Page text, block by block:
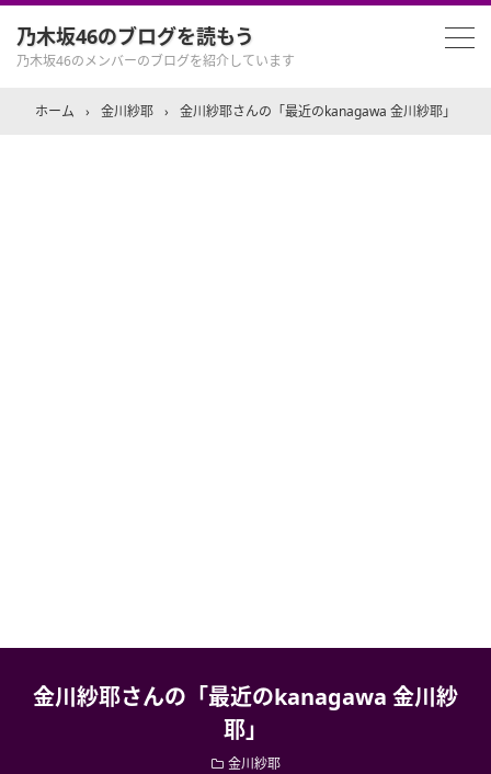
乃木坂46のブログを読もう
乃木坂46のメンバーのブログを紹介しています
ホーム › 金川紗耶 › 金川紗耶さんの「最近のkanagawa 金川紗耶」
金川紗耶さんの「最近のkanagawa 金川紗
耶」
金川紗耶